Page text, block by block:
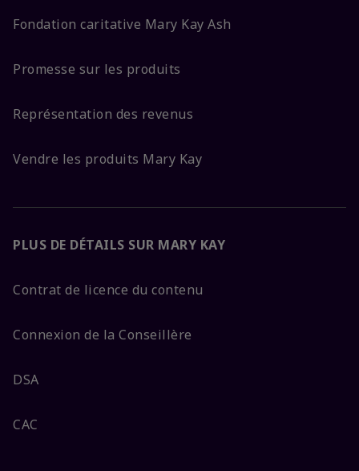
Fondation caritative Mary Kay Ash
Promesse sur les produits
Représentation des revenus
Vendre les produits Mary Kay
PLUS DE DÉTAILS SUR MARY KAY
Contrat de licence du contenu
Connexion de la Conseillère
DSA
CAC